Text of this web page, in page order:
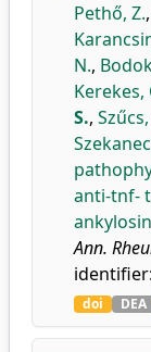
Pethő, Z.,
N.,
Kerekes,
S.,
anti-tnf-
Ann.
doi DEA